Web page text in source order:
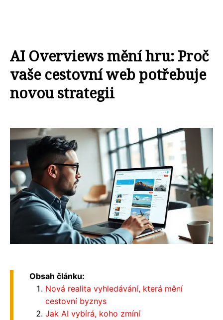
AI Overviews mění hru: Proč
vaše cestovní web potřebuje
novou strategii
Obsah článku:
Nová realita vyhledávání, která mění
cestovní byznys
Jak AI vybírá, koho zmíní